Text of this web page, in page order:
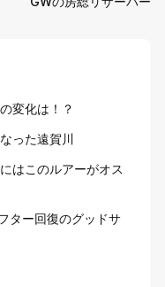
変化は！？
った遠賀川
はこのルアーがオス
ター回復のグッドサ